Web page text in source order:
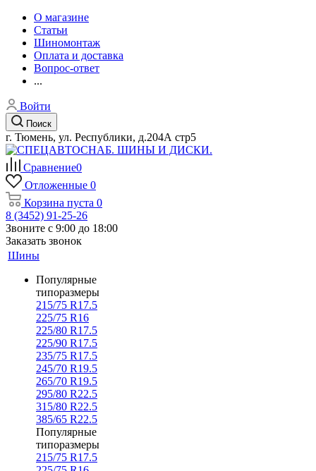
О магазине
Статьи
Шиномонтаж
Оплата и доставка
Вопрос-ответ
...
Войти
Поиск
г. Тюмень, ул. Республики, д.204А стр5
Сравнение0
Отложенные 0
Корзина пуста 0
8 (3452) 91-25-26
Звоните с 9:00 до 18:00
Заказать звонок
Шины
Популярные
типоразмеры
215/75 R17.5
225/75 R16
225/80 R17.5
225/90 R17.5
235/75 R17.5
245/70 R19.5
265/70 R19.5
295/80 R22.5
315/80 R22.5
385/65 R22.5
Популярные
типоразмеры
215/75 R17.5